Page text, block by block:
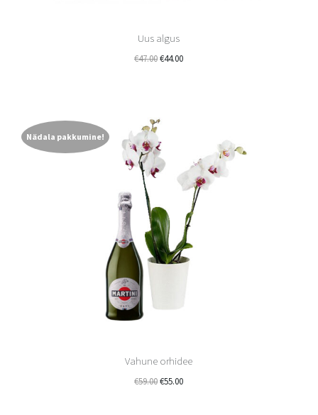
Uus algus
€47.00€44.00
Nädala pakkumine!
Vahune orhidee
€59.00€55.00